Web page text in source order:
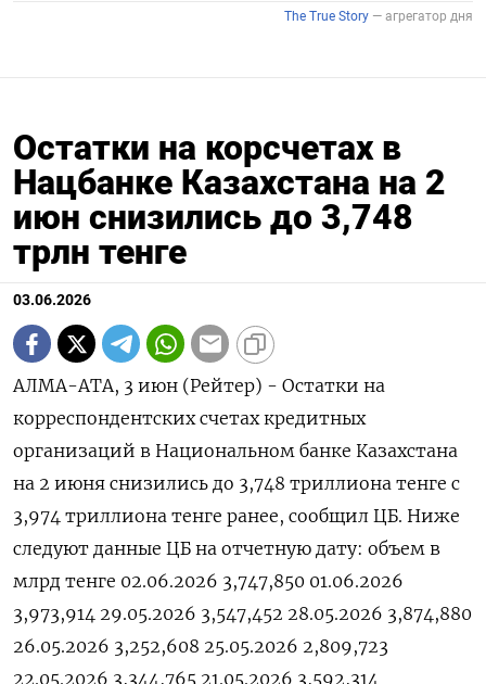
Остатки на корсчетах в
Нацбанке Казахстана на 2
июн снизились до 3,748
трлн тенге
03.06.2026
АЛМА-АТА, 3 июн (Рейтер) - ‌Остатки ​на
корреспондентских счетах ​кредитных ​
организаций ⁠в ‌Национальном ‌банке Казахстана ​
на 2 ‌июня ​снизились до ‌3,748 триллиона тенге ​с ​
3,974 ‌триллиона тенге ​ранее, сообщил ЦБ. Ниже
следуют ​данные ⁠ЦБ на ‌отчетную ‌дату: объем в
млрд ​тенге 02.06.2026 3,747,850 01.06.2026
3,973,914 29.05.2026 3,547,452 28.05.2026 3,874,880
26.05.2026 3,252,608 25.05.2026 2,809,723
22.05.2026 3,344,765 21.05.2026 3,592,314